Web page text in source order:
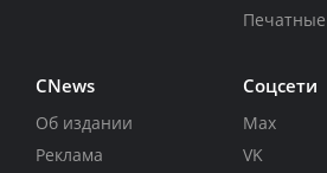
CNews
Об издании
Реклама
Соцсети
Max
VK